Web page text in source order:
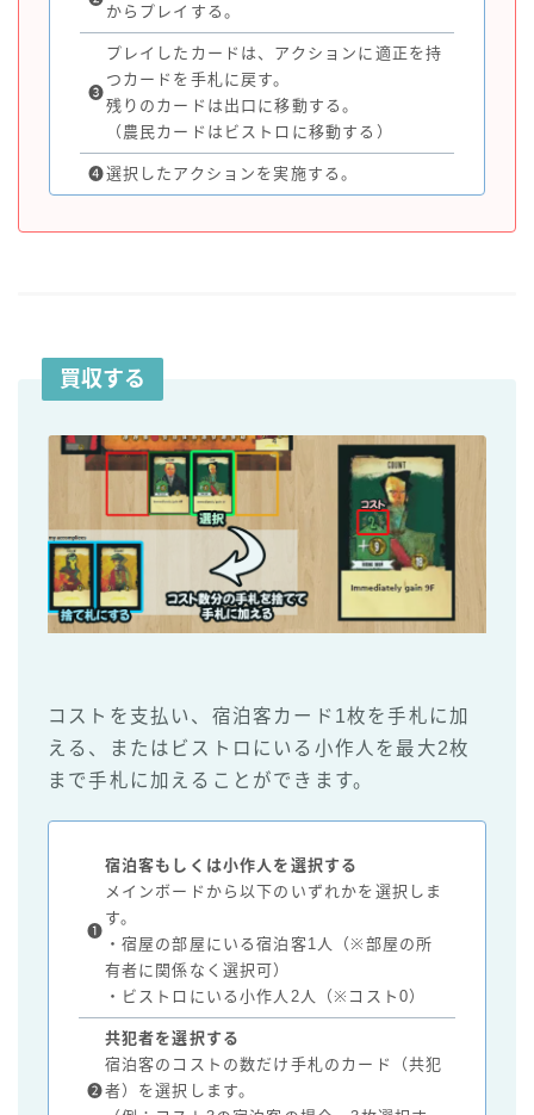
からプレイする。
❸
プレイしたカードは、アクションに適正を持
つカードを手札に戻す。
残りのカードは出口に移動する。
（農民カードはビストロに移動する）
❹選択したアクションを実施する。
買収する
コストを支払い、宿泊客カード1枚を手札に加
える、またはビストロにいる小作人を最大2枚
まで手札に加えることができます。
❶
宿泊客もしくは小作人を選択する
メインボードから以下のいずれかを選択しま
す。
・宿屋の部屋にいる宿泊客1人（※部屋の所
有者に関係なく選択可）
・ビストロにいる小作人2人（※コスト0）
❷
共犯者を選択する
宿泊客のコストの数だけ手札のカード（共犯
者）を選択します。